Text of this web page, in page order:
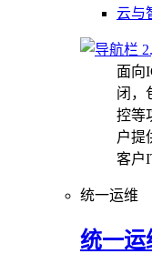
云与
面向
闭，
控等
户提
客户
统一运维
统一运